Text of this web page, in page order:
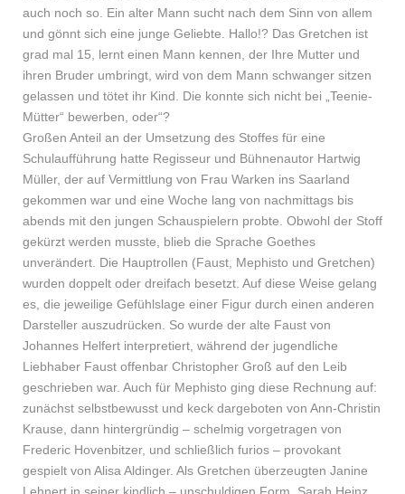
auch noch so. Ein alter Mann sucht nach dem Sinn von allem
und gönnt sich eine junge Geliebte. Hallo!? Das Gretchen ist
grad mal 15, lernt einen Mann kennen, der Ihre Mutter und
ihren Bruder umbringt, wird von dem Mann schwanger sitzen
gelassen und tötet ihr Kind. Die konnte sich nicht bei „Teenie-
Mütter“ bewerben, oder“?
Großen Anteil an der Umsetzung des Stoffes für eine
Schulaufführung hatte Regisseur und Bühnenautor Hartwig
Müller, der auf Vermittlung von Frau Warken ins Saarland
gekommen war und eine Woche lang von nachmittags bis
abends mit den jungen Schauspielern probte. Obwohl der Stoff
gekürzt werden musste, blieb die Sprache Goethes
unverändert. Die Hauptrollen (Faust, Mephisto und Gretchen)
wurden doppelt oder dreifach besetzt. Auf diese Weise gelang
es, die jeweilige Gefühlslage einer Figur durch einen anderen
Darsteller auszudrücken. So wurde der alte Faust von
Johannes Helfert interpretiert, während der jugendliche
Liebhaber Faust offenbar Christopher Groß auf den Leib
geschrieben war. Auch für Mephisto ging diese Rechnung auf:
zunächst selbstbewusst und keck dargeboten von Ann-Christin
Krause, dann hintergründig – schelmig vorgetragen von
Frederic Hovenbitzer, und schließlich furios – provokant
gespielt von Alisa Aldinger. Als Gretchen überzeugten Janine